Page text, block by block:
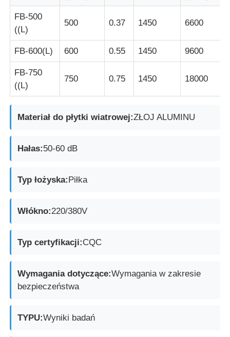
Poprosić o wycenę
Oświetlenie przeciwwybuchowe
Lampka alarmowa przeciwwybuchowa
FB-500
((L)
500 0.37 1450 6600
FB-600(L) 600 0.55 1450 9600
FB-750
((L)
750 0.75 1450 18000
Materiał do płytki wiatrowej:ZŁOJ ALUMINU
Hałas:50-60 dB
Typ łożyska:Piłka
Włókno:220/380V
Typ certyfikacji:CQC
Wymagania dotyczące:Wymagania w zakresie
bezpieczeństwa
TYPU:Wyniki badań